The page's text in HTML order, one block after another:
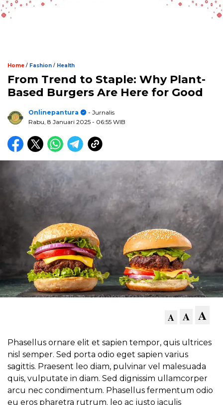
Home / Fashion / Health
From Trend to Staple: Why Plant-
Based Burgers Are Here for Good
Onlinepantura
- Jurnalis
Rabu, 8 Januari 2025 - 06:55 WIB
A A A
Phasellus ornare elit et sapien tempor, quis ultrices
nisl semper. Sed porta odio eget sapien varius
sagittis. Praesent leo diam, pulvinar vel malesuada
quis, vulputate in diam. Sed dignissim ullamcorper
arcu nec condimentum. Phasellus fermentum odio
eu eros pharetra rutrum. leo ac justo iaculis